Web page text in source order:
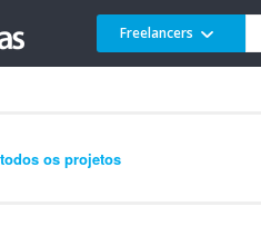
Freelancers
os projetos